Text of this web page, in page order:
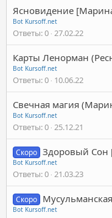
Ясновидение
Bot Kursoff.net
Ответы 0 27.02.22
Карты Ленорман
Bot Kursoff.net
Ответы 0 10.06.22
Свечная магия
Bot Kursoff.net
Ответы 0 25.12.21
Скоро Здоровый Сон
Bot Kursoff.net
Ответы 0 21.03.23
Скоро
Bot Kursoff.net